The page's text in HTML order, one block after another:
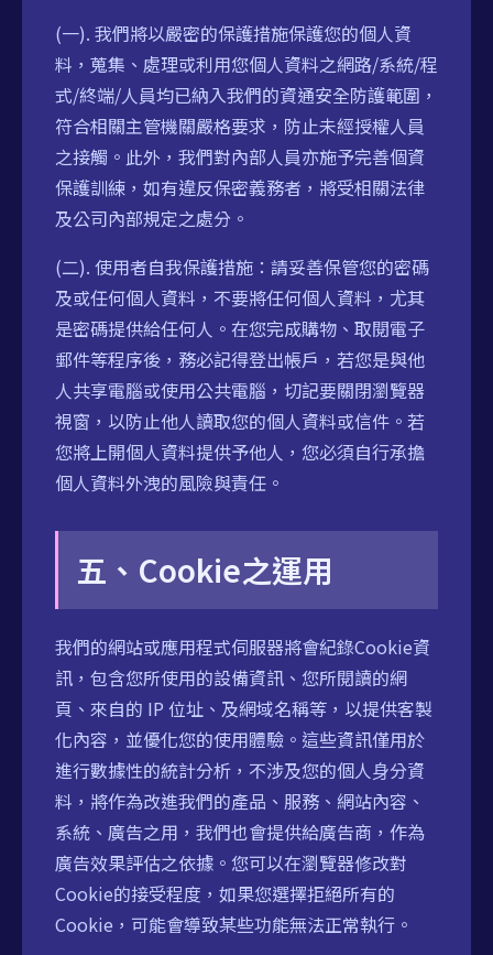
(一). 我們將以嚴密的保護措施保護您的個人資
料，蒐集、處理或利用您個人資料之網路/系統/程
式/終端/人員均已納入我們的資通安全防護範圍，
符合相關主管機關嚴格要求，防止未經授權人員
之接觸。此外，我們對內部人員亦施予完善個資
保護訓練，如有違反保密義務者，將受相關法律
及公司內部規定之處分。
(二). 使用者自我保護措施：請妥善保管您的密碼
及或任何個人資料，不要將任何個人資料，尤其
是密碼提供給任何人。在您完成購物、取閱電子
郵件等程序後，務必記得登出帳戶，若您是與他
人共享電腦或使用公共電腦，切記要關閉瀏覽器
視窗，以防止他人讀取您的個人資料或信件。若
您將上開個人資料提供予他人，您必須自行承擔
個人資料外洩的風險與責任。
五、Cookie之運用
我們的網站或應用程式伺服器將會紀錄Cookie資
訊，包含您所使用的設備資訊、您所閱讀的網
頁、來自的 IP 位址、及網域名稱等，以提供客製
化內容，並優化您的使用體驗。這些資訊僅⽤於
進⾏數據性的統計分析，不涉及您的個⼈⾝分資
料，將作為改進我們的產品、服務、網站內容、
系統、廣告之⽤，我們也會提供給廣告商，作為
廣告效果評估之依據。您可以在瀏覽器修改對
Cookie的接受程度，如果您選擇拒絕所有的
Cookie，可能會導致某些功能無法正常執行。